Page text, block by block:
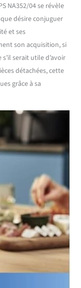
NA352/04 se révèle
désire conjuguer
et ses
son acquisition, si
serait utile d’avoir
détachées, cette
grâce à sa